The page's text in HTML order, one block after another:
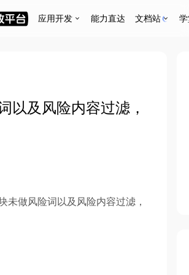
应用开发 能力直达 文档站
以及风险内容过滤，
未做风险词以及风险内容过滤，